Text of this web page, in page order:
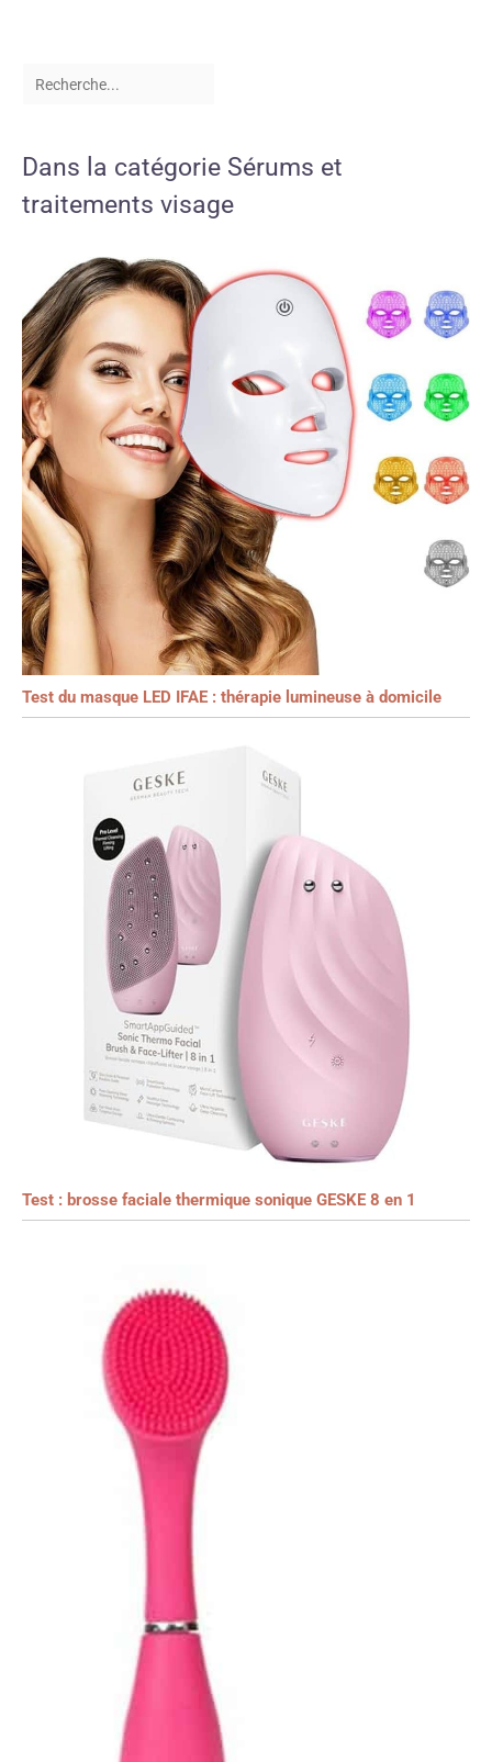
Dans la catégorie Sérums et
traitements visage
Test du masque LED IFAE : thérapie lumineuse à domicile
Test : brosse faciale thermique sonique GESKE 8 en 1